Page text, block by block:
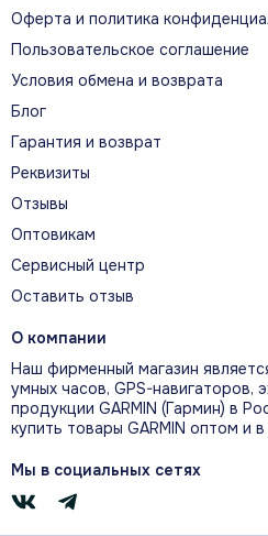
сердцебиения выкл.
Ежедневное использование
5 дней *
Ежедневная частота
(AOD)
Ежедневная частота
тренировки за день
13 дней*
Оферта и политика
Пользовательское соглашение
Условия обмена и возврата
Блог
Гарантия и возврат
Реквизиты
Отзывы
Оптовикам
Сервисный центр
Оставить отзыв
О компании
Наш фирменный магазин
умных часов, GPS-навигаторов,
продукции GARMIN (Гармин) в
купить товары GARMIN оптом и
Мы в социальных сетях